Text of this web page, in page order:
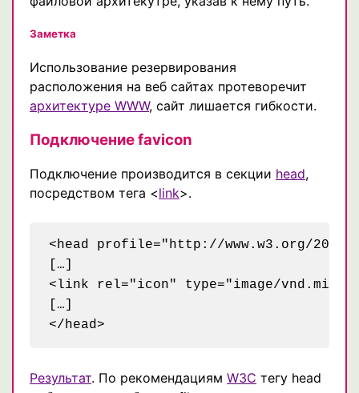
Заметка
Использование резервирования
расположения на веб сайтах протеворечит
архитектуре WWW, сайт лишается гибкости.
Подключение favicon
Подключение производится в секции head,
посредством тега <link>.
<head profile="http://www.w3.org/
[…]
<link rel="icon" type="image/
[…]
Результат. По рекомендациям W3C тегу head